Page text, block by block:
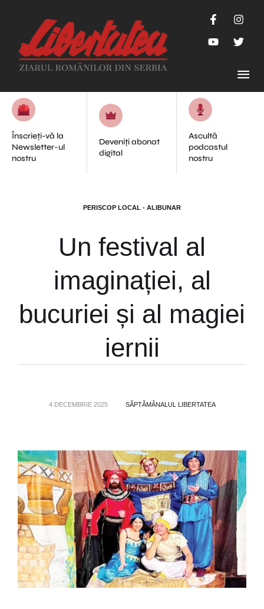
Înscrieți-vă la
Newsletter-ul
nostru
Deveniți abonat
digital
Ascultă
podcastul
nostru
PERISCOP LOCAL - ALIBUNAR
Un festival al
imaginației, al
bucuriei și al magiei
iernii
4 DECEMBRIE 2025 SĂPTĂMÂNALUL LIBERTATEA